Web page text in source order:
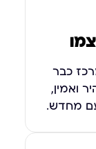
כבר
ואמין,
מחדש.